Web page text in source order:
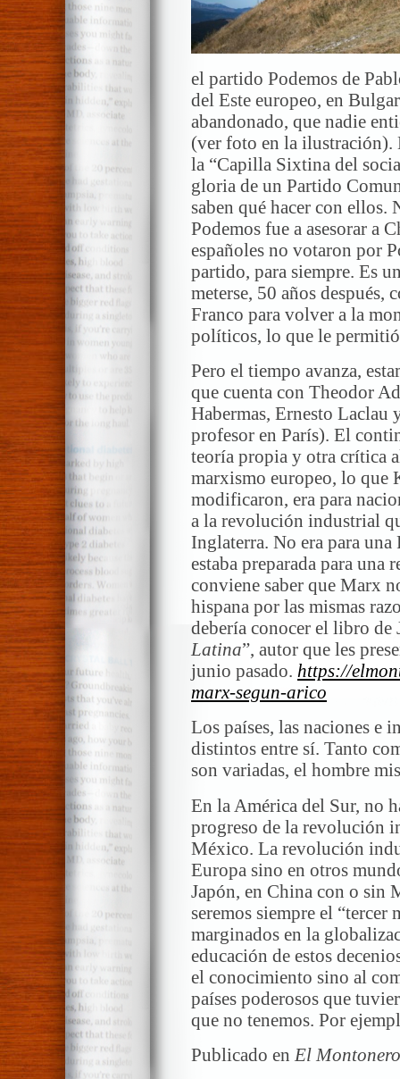
el partido Podemos de
del Este europeo, en
abandonado, que nadie
(ver foto en la
la “Capilla Sixtina del
gloria de un Partido
saben qué hacer con
Podemos fue a asesorar a
españoles no votaron por
partido, para siempre. Es
meterse, 50 años después,
Franco para volver a la
políticos, lo que le
Pero el tiempo avanza,
que cuenta con Theodor
Habermas, Ernesto
profesor en París). El
teoría propia y otra crítica
marxismo europeo, lo que
modificaron, era para
a la revolución industrial
Inglaterra. No era para una
estaba preparada para
conviene saber que Marx
hispana por las mismas
debería conocer el libro
Latina”, autor que les
junio pasado. https://
marx-segun-arico
Los países, las naciones e
distintos entre sí. Tanto
son variadas, el hombre
En la América del Sur, no
progreso de la revolución
México. La revolución
Europa sino en otros
Japón, en China con o sin
seremos siempre el “tercer
marginados en la
educación de estos
el conocimiento sino al
países poderosos que
que no tenemos. Por
Publicado en El Montonero